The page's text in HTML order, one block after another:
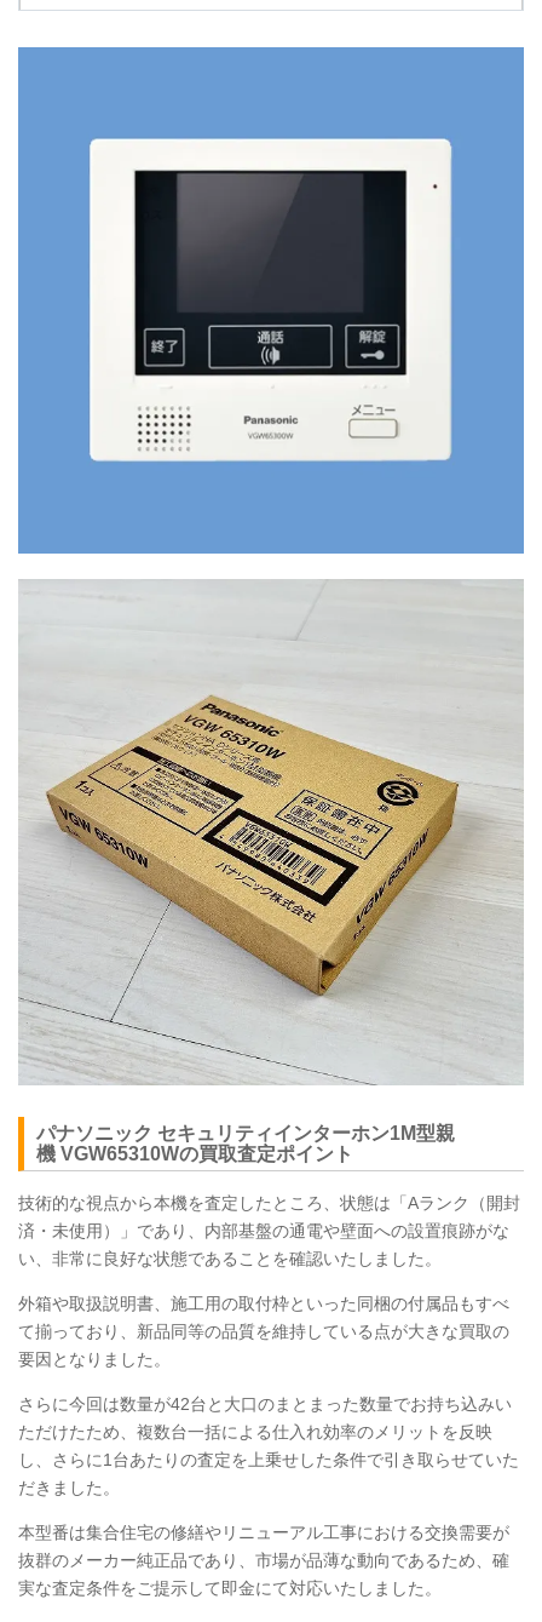
パナソニック セキュリティインターホン1M型親
機 VGW65310Wの買取査定ポイント
技術的な視点から本機を査定したところ、状態は「Aランク（開封
済・未使用）」であり、内部基盤の通電や壁面への設置痕跡がな
い、非常に良好な状態であることを確認いたしました。
外箱や取扱説明書、施工用の取付枠といった同梱の付属品もすべ
て揃っており、新品同等の品質を維持している点が大きな買取の
要因となりました。
さらに今回は数量が42台と大口のまとまった数量でお持ち込みい
ただけたため、複数台一括による仕入れ効率のメリットを反映
し、さらに1台あたりの査定を上乗せした条件で引き取らせていた
だきました。
本型番は集合住宅の修繕やリニューアル工事における交換需要が
抜群のメーカー純正品であり、市場が品薄な動向であるため、確
実な査定条件をご提示して即金にて対応いたしました。